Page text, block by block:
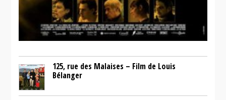
125, rue des Malaises – Film de Louis
Bélanger